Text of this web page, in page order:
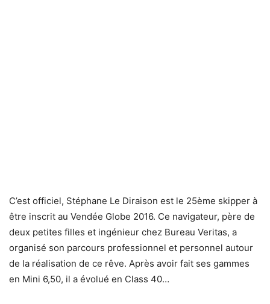
C’est officiel, Stéphane Le Diraison est le 25ème skipper à
être inscrit au Vendée Globe 2016. Ce navigateur, père de
deux petites filles et ingénieur chez Bureau Veritas, a
organisé son parcours professionnel et personnel autour
de la réalisation de ce rêve. Après avoir fait ses gammes
en Mini 6,50, il a évolué en Class 40…